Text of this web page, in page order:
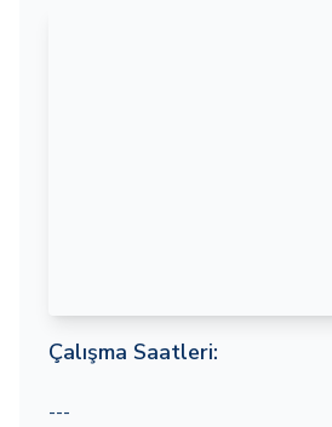
Çalışma Saatleri:
---